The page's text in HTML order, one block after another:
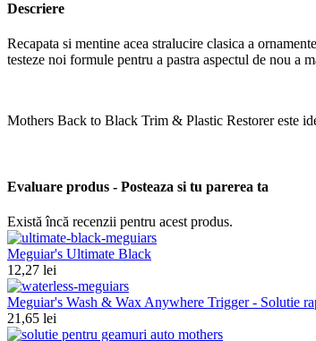
Descriere
Recapata si mentine acea stralucire clasica a
testeze noi formule pentru a pastra aspectul de nou a
Mothers Back to Black Trim & Plastic Restorer este
Evaluare produs - Posteaza si tu parerea ta
Există încă recenzii pentru acest produs.
Meguiar's Ultimate Black
12,27 lei
Meguiar's Wash & Wax Anywhere Trigger - Solutie
21,65 lei